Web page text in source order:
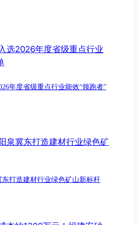
年度省级重点行业能效“领跑者”
打造建材行业绿色矿山新标杆